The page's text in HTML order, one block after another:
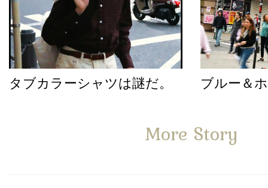
タブカラーシャツは謎だ。 ブルー＆
More Story